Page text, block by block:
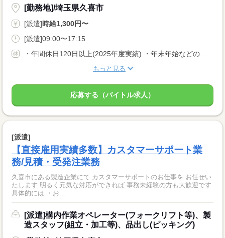
[勤務地]/埼玉県久喜市
[派遣]時給1,300円〜
[派遣]09:00〜17:15
もっと見る
応募する（バイトル求人）
[派遣]
【直接雇用実績多数】カスタマーサポート業
務/見積・受発注業務
久喜市にある製造企業にて カスタマーサポートのお仕事を お任せい
たします 明るく元気な対応ができれば 事務未経験の方も大歓迎です
具体的には ・お...
[派遣]構内作業オペレーター(フォークリフト等)、製
造スタッフ(組立・加工等)、品出し(ピッキング)